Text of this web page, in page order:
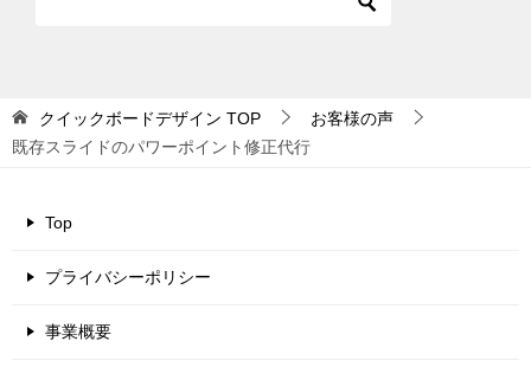
クイックボードデザイン TOP
お客様の声
既存スライドのパワーポイント修正代行
Top
プライバシーポリシー
事業概要